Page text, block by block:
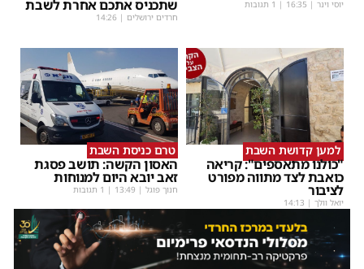
יוסי וינר |
16:35 | 1 תגובות שתכניס אתכם אחרת לשבת
חרדים ירושלים |
14:26
למען קדושת השבת
"כולנו מתאספים": קריאה
כואבת לצד מתווה מפורט
לציבור
יואל וולך |
14:13
טרם כניסת השבת
האסון הקשה: תושב פסגת
זאב יובא היום למנוחות
חנוך פוגל |
13:49 | 1 תגובות